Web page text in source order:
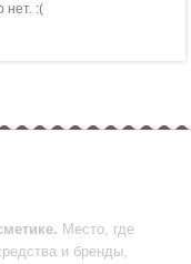
нет. :(
Место, где
и бренды,